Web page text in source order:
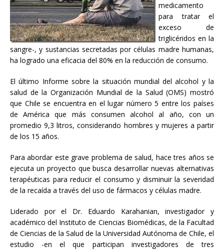
medicamento
para tratar el
exceso de
triglicéridos en la
sangre-, y sustancias secretadas por células madre humanas,
ha logrado una eficacia del 80% en la reducción de consumo.
El último Informe sobre la situación mundial del alcohol y la
salud de la Organización Mundial de la Salud (OMS) mostró
que Chile se encuentra en el lugar número 5 entre los países
de América que más consumen alcohol al año, con un
promedio 9,3 litros, considerando hombres y mujeres a partir
de los 15 años.
Para abordar este grave problema de salud, hace tres años se
ejecuta un proyecto que busca desarrollar nuevas alternativas
terapéuticas para reducir el consumo y disminuir la severidad
de la recaída a través del uso de fármacos y células madre.
Liderado por el Dr. Eduardo Karahanian, investigador y
académico del Instituto de Ciencias Biomédicas, de la Facultad
de Ciencias de la Salud de la Universidad Autónoma de Chile, el
estudio -en el que participan investigadores de tres